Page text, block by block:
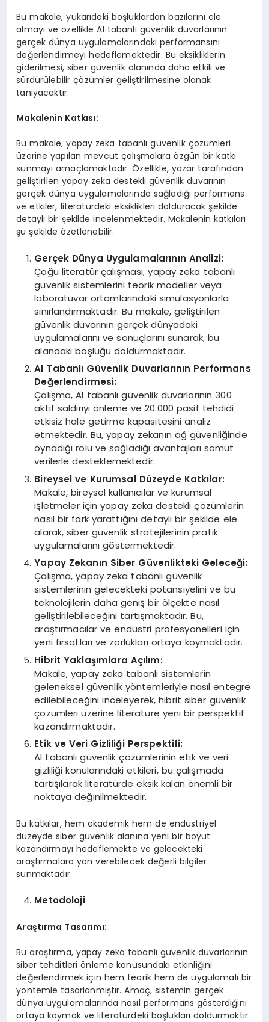
Bu makale, yukarıdaki boşluklardan bazılarını ele
almayı ve özellikle AI tabanlı güvenlik duvarlarının
gerçek dünya uygulamalarındaki performansını
değerlendirmeyi hedeflemektedir. Bu eksikliklerin
giderilmesi, siber güvenlik alanında daha etkili ve
sürdürülebilir çözümler geliştirilmesine olanak
tanıyacaktır.
Makalenin Katkısı:
Bu makale, yapay zeka tabanlı güvenlik çözümleri
üzerine yapılan mevcut çalışmalara özgün bir katkı
sunmayı amaçlamaktadır. Özellikle, yazar tarafından
geliştirilen yapay zeka destekli güvenlik duvarının
gerçek dünya uygulamalarında sağladığı performans
ve etkiler, literatürdeki eksiklikleri dolduracak şekilde
detaylı bir şekilde incelenmektedir. Makalenin katkıları
şu şekilde özetlenebilir:
Gerçek Dünya Uygulamalarının Analizi:
Çoğu literatür çalışması, yapay zeka tabanlı
güvenlik sistemlerini teorik modeller veya
laboratuvar ortamlarındaki simülasyonlarla
sınırlandırmaktadır. Bu makale, geliştirilen
güvenlik duvarının gerçek dünyadaki
uygulamalarını ve sonuçlarını sunarak, bu
alandaki boşluğu doldurmaktadır.
AI Tabanlı Güvenlik Duvarlarının Performans
Değerlendirmesi:
Çalışma, AI tabanlı güvenlik duvarlarının 300
aktif saldırıyı önleme ve 20.000 pasif tehdidi
etkisiz hale getirme kapasitesini analiz
etmektedir. Bu, yapay zekanın ağ güvenliğinde
oynadığı rolü ve sağladığı avantajları somut
verilerle desteklemektedir.
Bireysel ve Kurumsal Düzeyde Katkılar:
Makale, bireysel kullanıcılar ve kurumsal
işletmeler için yapay zeka destekli çözümlerin
nasıl bir fark yarattığını detaylı bir şekilde ele
alarak, siber güvenlik stratejilerinin pratik
uygulamalarını göstermektedir.
Yapay Zekanın Siber Güvenlikteki Geleceği:
Çalışma, yapay zeka tabanlı güvenlik
sistemlerinin gelecekteki potansiyelini ve bu
teknolojilerin daha geniş bir ölçekte nasıl
geliştirilebileceğini tartışmaktadır. Bu,
araştırmacılar ve endüstri profesyonelleri için
yeni fırsatları ve zorlukları ortaya koymaktadır.
Hibrit Yaklaşımlara Açılım:
Makale, yapay zeka tabanlı sistemlerin
geleneksel güvenlik yöntemleriyle nasıl entegre
edilebileceğini inceleyerek, hibrit siber güvenlik
çözümleri üzerine literatüre yeni bir perspektif
kazandırmaktadır.
Etik ve Veri Gizliliği Perspektifi:
AI tabanlı güvenlik çözümlerinin etik ve veri
gizliliği konularındaki etkileri, bu çalışmada
tartışılarak literatürde eksik kalan önemli bir
noktaya değinilmektedir.
Bu katkılar, hem akademik hem de endüstriyel
düzeyde siber güvenlik alanına yeni bir boyut
kazandırmayı hedeflemekte ve gelecekteki
araştırmalara yön verebilecek değerli bilgiler
sunmaktadır.
Metodoloji
Araştırma Tasarımı:
Bu araştırma, yapay zeka tabanlı güvenlik duvarlarının
siber tehditleri önleme konusundaki etkinliğini
değerlendirmek için hem teorik hem de uygulamalı bir
yöntemle tasarlanmıştır. Amaç, sistemin gerçek
dünya uygulamalarında nasıl performans gösterdiğini
ortaya koymak ve literatürdeki boşlukları doldurmaktır.